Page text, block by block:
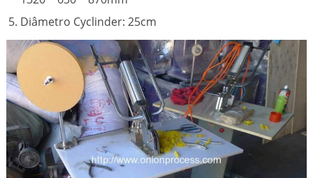
Diâmetro Cyclinder: 25cm